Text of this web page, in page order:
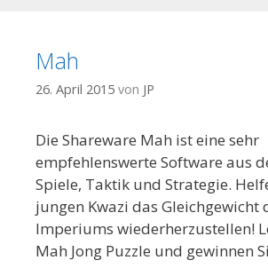
Mah
26. April 2015 von JP
Die Shareware Mah ist eine sehr
empfehlenswerte Software aus
Spiele, Taktik und Strategie.
jungen Kwazi das Gleichgewicht
Imperiums wiederherzustellen!
Mah Jong Puzzle und gewinnen